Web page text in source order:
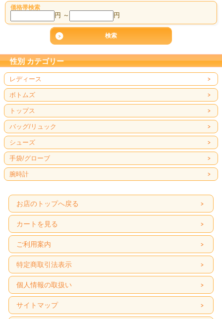
価格帯検索
円 ～ 円
性別 カテゴリー
レディース
ボトムズ
トップス
バッグ/リュック
シューズ
手袋/グローブ
腕時計
お店のトップへ戻る
カートを見る
ご利用案内
特定商取引法表示
個人情報の取扱い
サイトマップ